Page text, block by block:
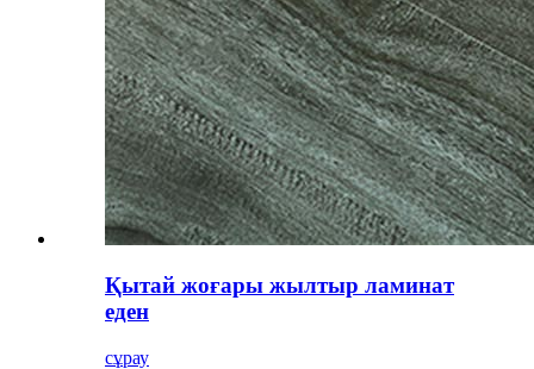
Қытай жоғары жылтыр ламинат
еден
сұрау